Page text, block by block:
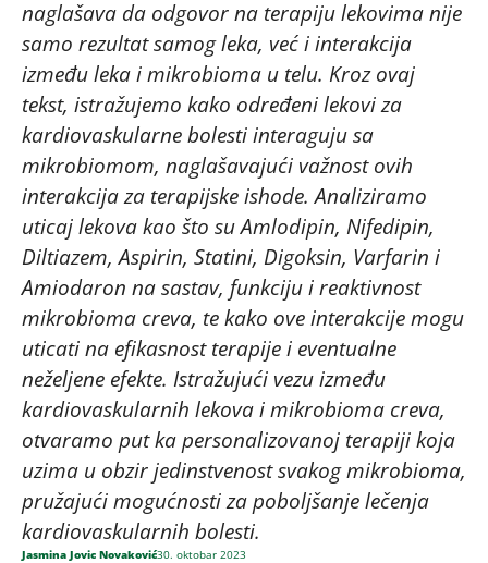
naglašava da odgovor na terapiju lekovima nije
samo rezultat samog leka, već i interakcija
između leka i mikrobioma u telu. Kroz ovaj
tekst, istražujemo kako određeni lekovi za
kardiovaskularne bolesti interaguju sa
mikrobiomom, naglašavajući važnost ovih
interakcija za terapijske ishode. Analiziramo
uticaj lekova kao što su Amlodipin, Nifedipin,
Diltiazem, Aspirin, Statini, Digoksin, Varfarin i
Amiodaron na sastav, funkciju i reaktivnost
mikrobioma creva, te kako ove interakcije mogu
uticati na efikasnost terapije i eventualne
neželjene efekte. Istražujući vezu između
kardiovaskularnih lekova i mikrobioma creva,
otvaramo put ka personalizovanoj terapiji koja
uzima u obzir jedinstvenost svakog mikrobioma,
pružajući mogućnosti za poboljšanje lečenja
kardiovaskularnih bolesti.
Jasmina Jovic Novaković30. oktobar 2023